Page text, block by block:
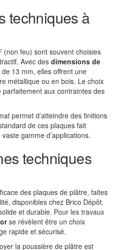
techniques à
(non feu) sont souvent choisies
Avec des dimensions de
13 mm, elles offrent une
métallique ou en bois. Le choix
parfaitement aux contraintes des
permet d’atteindre des finitions
de ces plaques fait
gamme d’applications.
techniques
des plaques de plâtre, faites
disponibles chez Brico Dépôt.
et durable. Pour les travaux
se révèlent être un choix
rapide et sécurisé.
la poussière de plâtre est